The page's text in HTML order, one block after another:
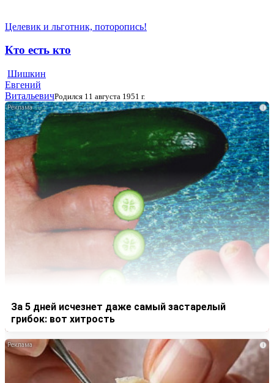
Целевик и льготник, поторопись!
Кто есть кто
Шишкин
Евгений
ВитальевичРодился 11 августа 1951 г.
i
За 5 дней исчезнет даже самый застарелый
грибок: вот хитрость
i